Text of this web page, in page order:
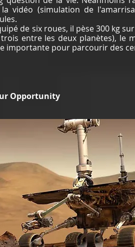
vidéo (simulation de
de six roues, il pèse 300 kg
entre les deux planètes), le
importante pour parcourir des
Opportunity